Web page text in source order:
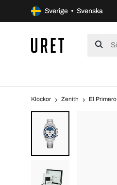
Sverige • Svenska
Klockor Zenith El Primero